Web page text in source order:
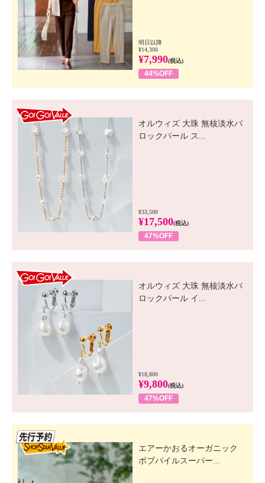
明日以降
¥14,300
¥7,990(税込)
44%OFF
オルウィズ 大珠 無核淡水バ
ロックパール ス...
¥33,500
¥17,500(税込)
47%OFF
オルウィズ 大珠 無核淡水バ
ロックパール イ...
¥18,800
¥9,800(税込)
47%OFF
エアーかおるオーガニック
ボブパイルスーパー...